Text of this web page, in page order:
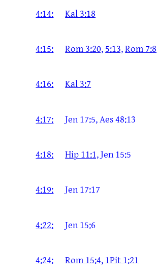
4:14: Kal 3:18
4:15: Rom 3:20,5:13,Rom 7:8
4:16: Kal 3:7
4:17: Jen 17:5, Aes 48:13
4:18: Hip 11:1,Jen 15:5
4:19: Jen 17:17
4:22: Jen 15:6
4:24: Rom 15:4,1Pit 1:21